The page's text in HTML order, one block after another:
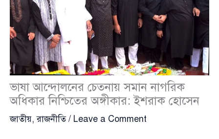
ভাষা আন্দোলনের চেতনায় সমান নাগরিক
অধিকার নিশ্চিতের অঙ্গীকার: ইশরাক হোসেন
জাতীয়,রাজনীতি/ Leave a Comment